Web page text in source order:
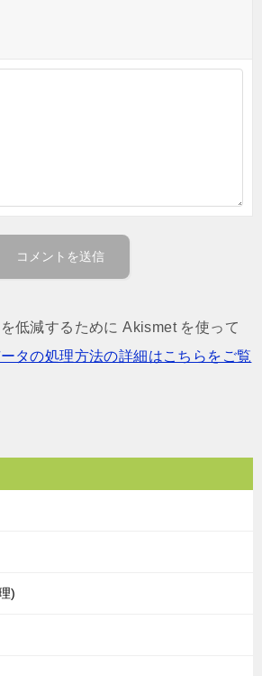
低減するために Akismet を使って
タの処理方法の詳細はこちらをご覧
)